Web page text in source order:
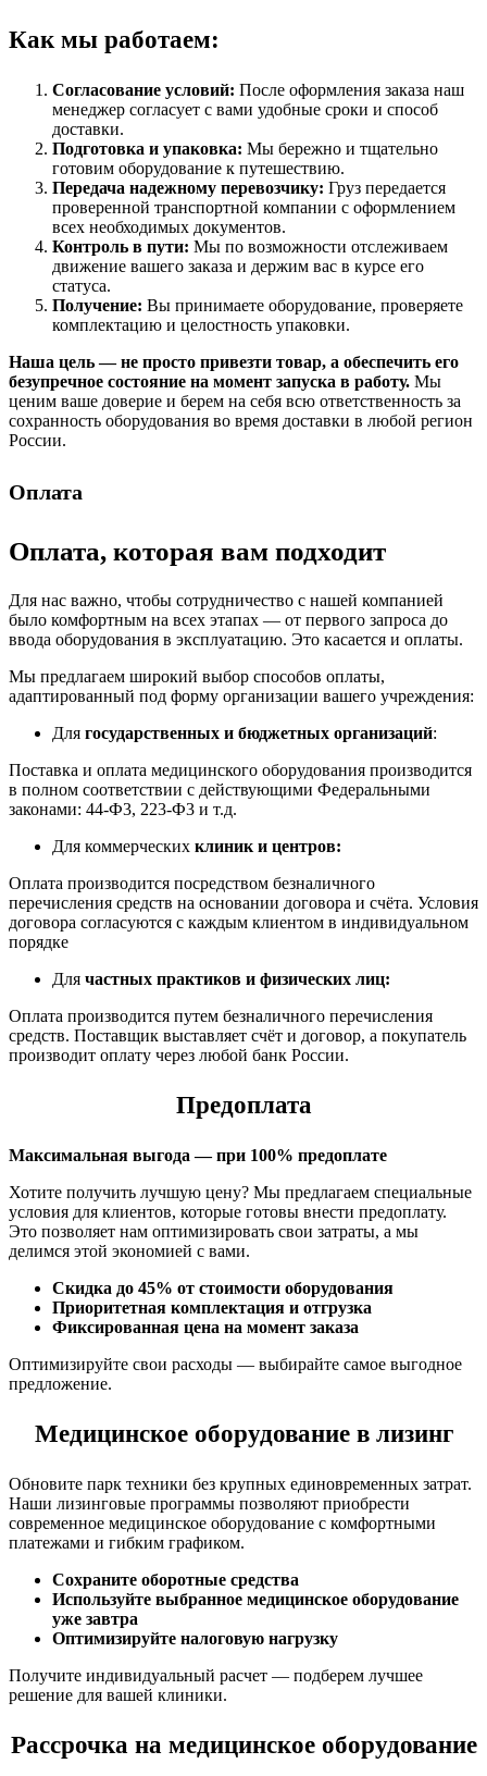
Как мы работаем:
Согласование условий: После оформления заказа наш
менеджер согласует с вами удобные сроки и способ
доставки.
Подготовка и упаковка: Мы бережно и тщательно
готовим оборудование к путешествию.
Передача надежному перевозчику: Груз передается
проверенной транспортной компании с оформлением
всех необходимых документов.
Контроль в пути: Мы по возможности отслеживаем
движение вашего заказа и держим вас в курсе его
статуса.
Получение: Вы принимаете оборудование, проверяете
комплектацию и целостность упаковки.
Наша цель — не просто привезти товар, а обеспечить его
безупречное состояние на момент запуска в работу. Мы
ценим ваше доверие и берем на себя всю ответственность за
сохранность оборудования во время доставки в любой регион
России.
Оплата
Оплата, которая вам подходит
Для нас важно, чтобы сотрудничество с нашей компанией
было комфортным на всех этапах — от первого запроса до
ввода оборудования в эксплуатацию. Это касается и оплаты.
Мы предлагаем широкий выбор способов оплаты,
адаптированный под форму организации вашего учреждения:
Для государственных и бюджетных организаций:
Поставка и оплата медицинского оборудования производится
в полном соответствии с действующими Федеральными
законами: 44-Ф3, 223-Ф3 и т.д.
Для коммерческих клиник и центров:
Оплата производится посредством безналичного
перечисления средств на основании договора и счёта. Условия
договора согласуются с каждым клиентом в индивидуальном
порядке
Для частных практиков и физических лиц:
Оплата производится путем безналичного перечисления
средств. Поставщик выставляет счёт и договор, а покупатель
производит оплату через любой банк России.
Предоплата
Максимальная выгода — при 100% предоплате
Хотите получить лучшую цену? Мы предлагаем специальные
условия для клиентов, которые готовы внести предоплату.
Это позволяет нам оптимизировать свои затраты, а мы
делимся этой экономией с вами.
Скидка до 45% от стоимости оборудования
Приоритетная комплектация и отгрузка
Фиксированная цена на момент заказа
Оптимизируйте свои расходы — выбирайте самое выгодное
предложение.
Медицинское оборудование в лизинг
Обновите парк техники без крупных единовременных затрат.
Наши лизинговые программы позволяют приобрести
современное медицинское оборудование с комфортными
платежами и гибким графиком.
Сохраните оборотные средства
Используйте выбранное медицинское оборудование
уже завтра
Оптимизируйте налоговую нагрузку
Получите индивидуальный расчет — подберем лучшее
решение для вашей клиники.
Рассрочка на медицинское оборудование